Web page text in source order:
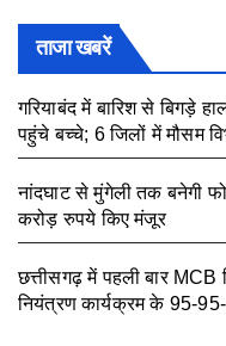
ताजा खबरें
गरियाबंद में बारिश से बिगड़े
पहुंचे बच्चे; 6 जिलों में मौसम
नांदघाट से मुंगेली तक बनेगी
करोड़ रुपये किए मंजूर
छत्तीसगढ़ में पहली बार MCB
नियंत्रण कार्यक्रम के 95-95-